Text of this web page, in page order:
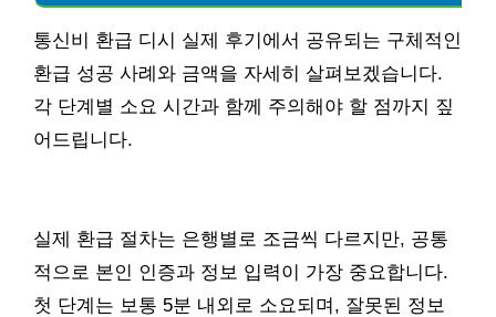
통신비 환급 디시 실제 후기에서 공유되는 구체적인
환급 성공 사례와 금액을 자세히 살펴보겠습니다.
각 단계별 소요 시간과 함께 주의해야 할 점까지 짚
어드립니다.
실제 환급 절차는 은행별로 조금씩 다르지만, 공통
적으로 본인 인증과 정보 입력이 가장 중요합니다.
첫 단계는 보통 5분 내외로 소요되며, 잘못된 정보